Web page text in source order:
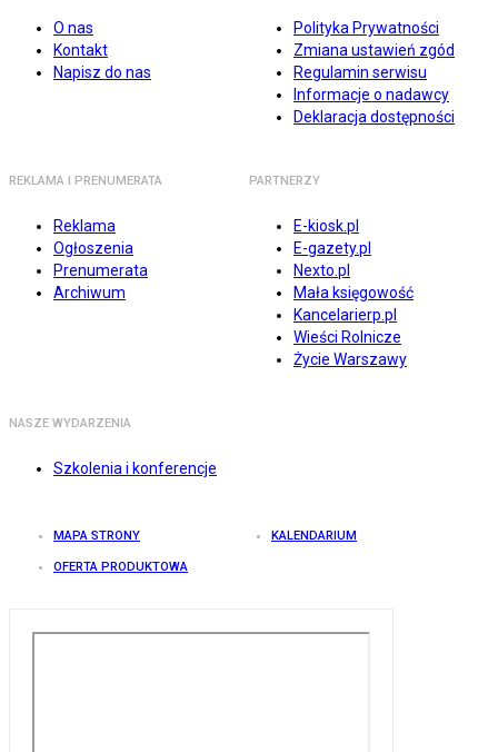
O nas
Kontakt
Napisz do nas
Polityka Prywatności
Zmiana ustawień zgód
Regulamin serwisu
Informacje o nadawcy
Deklaracja dostępności
REKLAMA I PRENUMERATA
Reklama
Ogłoszenia
Prenumerata
Archiwum
PARTNERZY
E-kiosk.pl
E-gazety.pl
Nexto.pl
Mała księgowość
Kancelarierp.pl
Wieści Rolnicze
Życie Warszawy
NASZE WYDARZENIA
Szkolenia i konferencje
MAPA STRONY KALENDARIUM
OFERTA PRODUKTOWA